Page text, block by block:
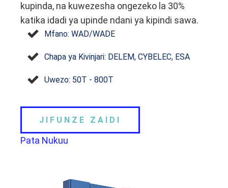
kupinda, na kuwezesha ongezeko la 30%
katika idadi ya upinde ndani ya kipindi sawa.
Mfano: WAD/WADE
Chapa ya Kivinjari: DELEM, CYBELEC, ESA
Uwezo: 50T - 800T
JIFUNZE ZAIDI
Pata Nukuu